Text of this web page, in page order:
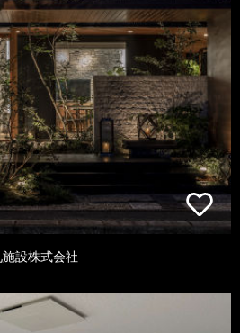
施設株式会社